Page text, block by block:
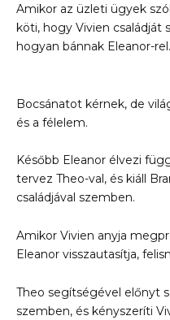
Amikor az üzleti ügyek
köti, hogy Vivien családját
hogyan bánnak Eleanor-rel.
Bocsánatot kérnek, de
és a félelem.
Később Eleanor élvezi
tervez Theo-val, és kiáll
családjával szemben.
Amikor Vivien anyja
Eleanor visszautasítja,
Theo segítségével előnyt
szemben, és kényszeríti